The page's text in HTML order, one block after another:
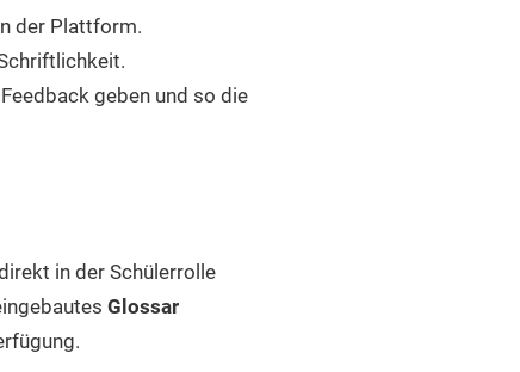
der Plattform.
geben und so die
in der Schülerrolle
Glossar